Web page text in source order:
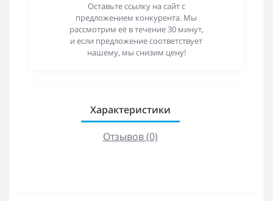
Оставьте ссылку на сайт с
предложением конкурента. Мы
рассмотрим её в течение 30 минут,
и если предложение соответствует
нашему, мы снизим цену!
Характеристики
Отзывов (0)